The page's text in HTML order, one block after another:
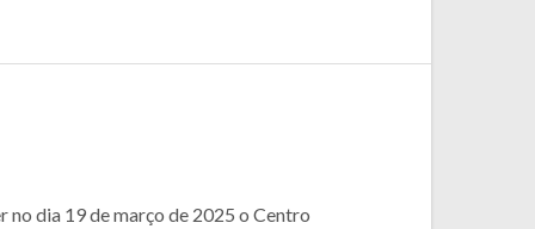
no dia 19 de março de 2025 o Centro